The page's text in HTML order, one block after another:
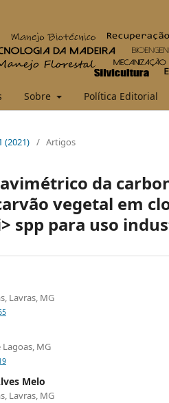
Sobre Política Editorial
(2021) / Artigos
da
vegetal em
spp para uso
Lavras, MG
MG
Melo
Lavras, MG